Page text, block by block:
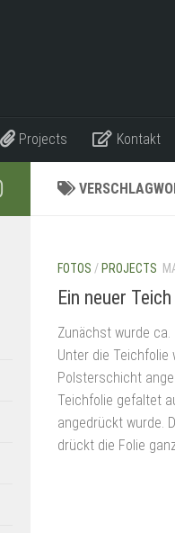
Projects Kontakt
FOTOS / PROJECTS
Ein neuer Teich
Zunächst wurde
Unter die Teichfolie
Polsterschicht
Teichfolie gefaltet
angedrückt wurde.
drückt die Folie